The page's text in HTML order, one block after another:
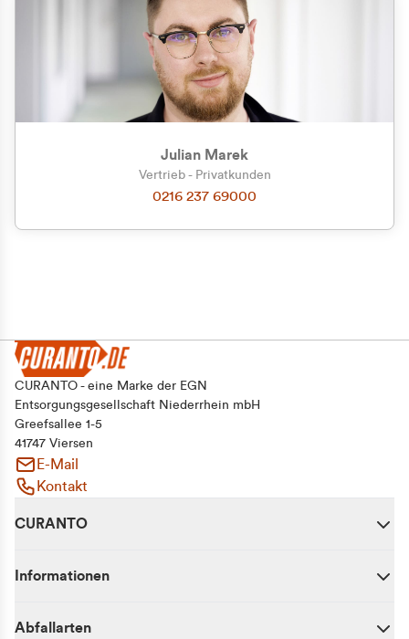
Privatkunde (inkl. MwSt.)
Geschäftskunde (exkl. MwSt.)
Julian Marek
Vertrieb - Privatkunden
0216 237 69000
CURANTO - eine Marke der EGN
Entsorgungsgesellschaft Niederrhein mbH
Greefsallee 1-5
41747 Viersen
E-Mail
Kontakt
CURANTO
Informationen
Abfallarten